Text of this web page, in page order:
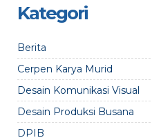
Kategori
Berita
Cerpen Karya Murid
Desain Komunikasi Visual
Desain Produksi Busana
DPIB